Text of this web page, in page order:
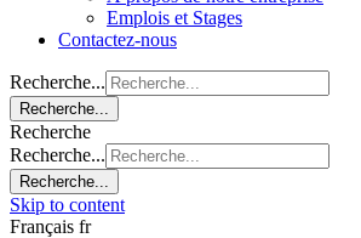
Emplois et Stages
Contactez-nous
Recherche...
Recherche...
Recherche
Recherche...
Recherche...
Skip to content
Français fr